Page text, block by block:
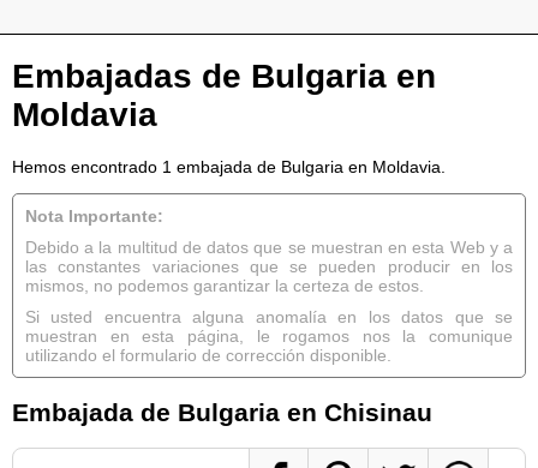
Embajadas de Bulgaria en
Moldavia
Hemos encontrado 1 embajada de Bulgaria en Moldavia.
Nota Importante:
Debido a la multitud de datos que se muestran en esta Web y a
las constantes variaciones que se pueden producir en los
mismos, no podemos garantizar la certeza de estos.
Si usted encuentra alguna anomalía en los datos que se
muestran en esta página, le rogamos nos la comunique
utilizando el formulario de corrección disponible.
Embajada de Bulgaria en Chisinau